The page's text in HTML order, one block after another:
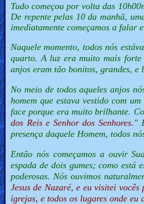
Videos
🎞
Worship
Music
🎞
Vids
for
New
Believers
Heaven
Tudo começou por volta das
De repente pelas 10 da manhã,
imediatamente começamos a falar
Naquele momento, todos nós
quarto. A luz era muito mais
anjos eram tão bonitos, grandes, e
No meio de todos aqueles anjos
homem que estava vestido com
face porque era muito brilhante.
dos Reis e Senhor dos Senhores. "
presença daquele Homem, todos
Então nós começamos a ouvir
espada de dois gumes; como está
poderosas. Nós ouvimos
Jesus de Nazaré, e eu visitei
igrejas, e todos os lugares onde